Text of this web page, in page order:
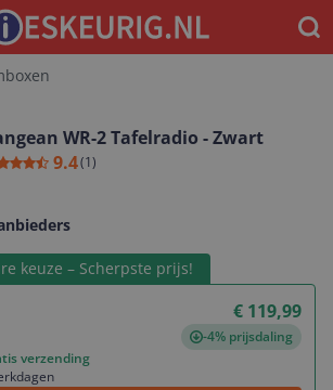
WR-2 Tafelradio - Zwart
9.4(1)
keuze – Scherpste prijs!
€ 119,99
-4% prijsdaling
verzending